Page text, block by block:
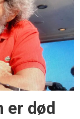
er død